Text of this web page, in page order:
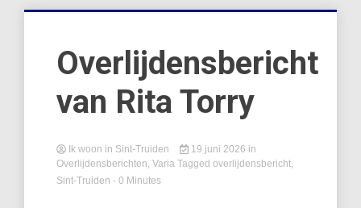
Overlijdensbericht
van Rita Torry
Ik woon in Sint-Truiden 19 juni 2026 in
Overlijdensberichten, Varia Tagged overlijdensbericht,
Sint-Truiden - 0 Minutes